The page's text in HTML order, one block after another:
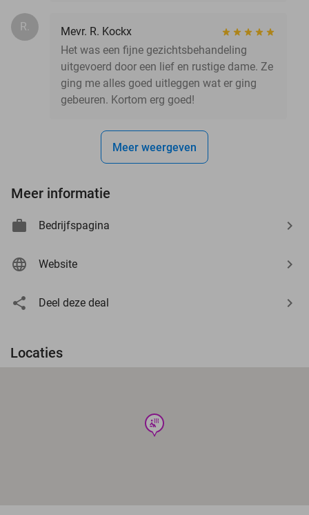
R.
Mevr. R. Kockx
Het was een fijne gezichtsbehandeling
uitgevoerd door een lief en rustige dame. Ze
ging me alles goed uitleggen wat er ging
gebeuren. Kortom erg goed!
Meer weergeven
Meer informatie
Bedrijfspagina
Website
Deel deze deal
Locaties
wellness